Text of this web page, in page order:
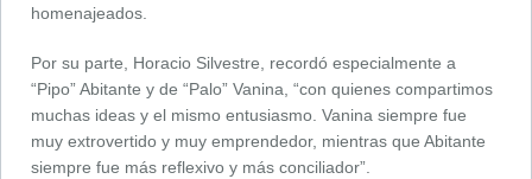
homenajeados.
Por su parte, Horacio Silvestre, recordó especialmente a
“Pipo” Abitante y de “Palo” Vanina, “con quienes compartimos
muchas ideas y el mismo entusiasmo. Vanina siempre fue
muy extrovertido y muy emprendedor, mientras que Abitante
siempre fue más reflexivo y más conciliador”.